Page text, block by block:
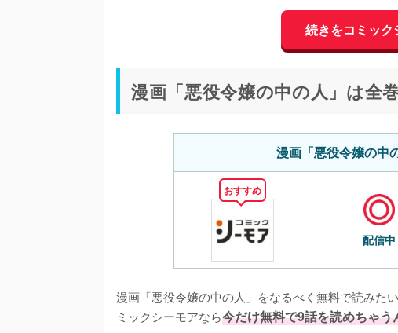
続きをコミッ
漫画「悪役令嬢の中の人」は全
漫画「悪役令嬢の中
おすすめ
配信中
漫画「悪役令嬢の中の人」をなるべく無料で読みた
ミックシーモアなら今だけ無料で9話を読めちゃう